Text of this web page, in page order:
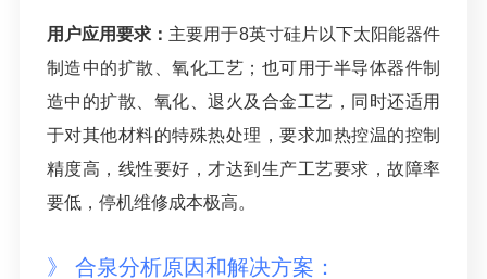
用户应用要求： 主要用于8英寸硅片以下太阳能器件
制造中的扩散、氧化工艺；也可用于半导体器件制
造中的扩散、氧化、退火及合金工艺，同时还适用
于对其他材料的特殊热处理，要求加热控温的控制
精度高，线性要好，才达到生产工艺要求，故障率
要低，停机维修成本极高。
》 合泉分析原因和解决方案：